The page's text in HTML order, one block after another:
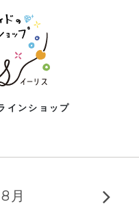
インショップ
月